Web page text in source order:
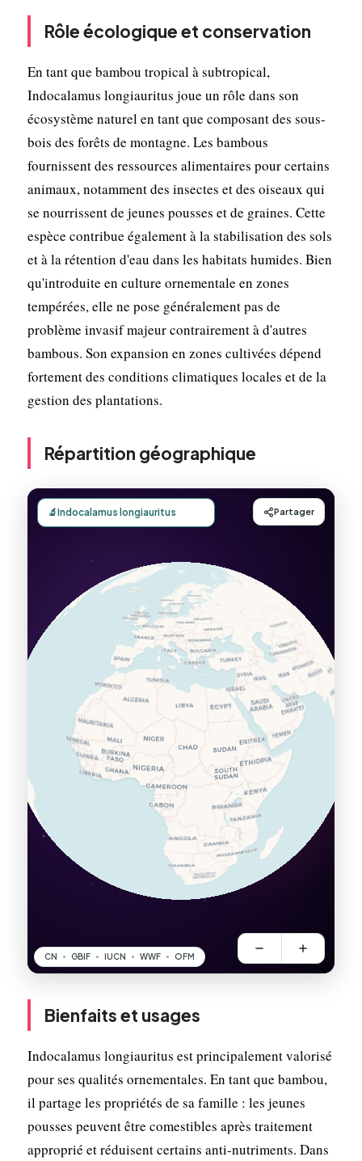
Rôle écologique et conservation
En tant que bambou tropical à subtropical,
Indocalamus longiauritus joue un rôle dans son
écosystème naturel en tant que composant des sous-
bois des forêts de montagne. Les bambous
fournissent des ressources alimentaires pour certains
animaux, notamment des insectes et des oiseaux qui
se nourrissent de jeunes pousses et de graines. Cette
espèce contribue également à la stabilisation des sols
et à la rétention d'eau dans les habitats humides. Bien
qu'introduite en culture ornementale en zones
tempérées, elle ne pose généralement pas de
problème invasif majeur contrairement à d'autres
bambous. Son expansion en zones cultivées dépend
fortement des conditions climatiques locales et de la
gestion des plantations.
Répartition géographique
Bienfaits et usages
Indocalamus longiauritus est principalement valorisé
pour ses qualités ornementales. En tant que bambou,
il partage les propriétés de sa famille : les jeunes
pousses peuvent être comestibles après traitement
approprié et réduisent certains anti-nutriments. Dans